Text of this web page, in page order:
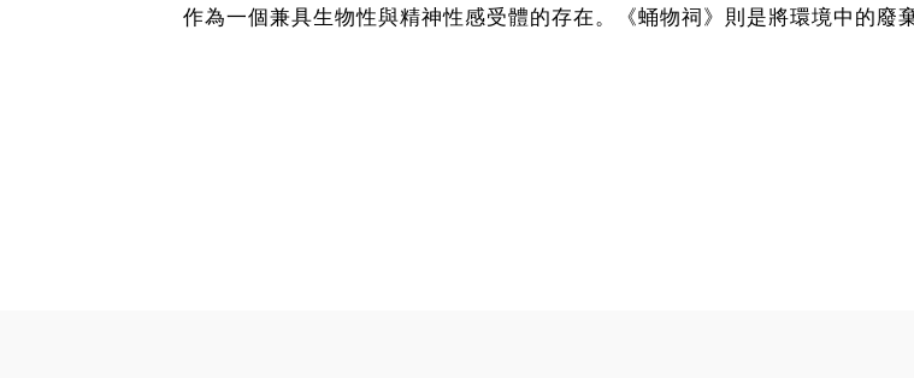
作為一個兼具生物性與精神性感受體的存在。《蛹物祠》則是將環境中的
念為主題，試圖打破現實世界與精神世界的二元對立，開啟對內在世界的